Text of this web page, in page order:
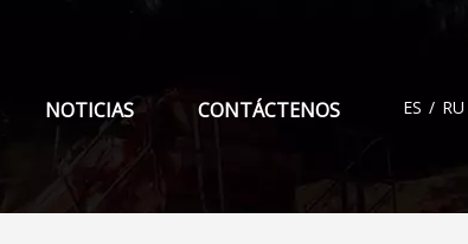
NOTICIAS CONTÁCTENOS ES / RU